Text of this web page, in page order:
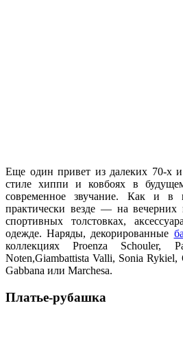
Еще один привет из далеких 70-х
стиле хиппи и ковбоях в
современное звучание. Как и в
практически везде — на вечерних
спортивных толстовках,
одежде. Наряды, декорированные
коллекциях Proenza Schouler,
Noten,Giambattista Valli, Sonia
Gabbana или Marchesa.
Платье-рубашка